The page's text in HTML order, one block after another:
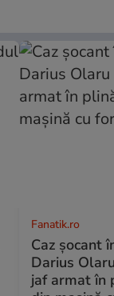
Fanatik.ro
Caz șocant
Darius
jaf armat în